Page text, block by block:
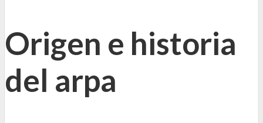
Origen e historia
del arpa